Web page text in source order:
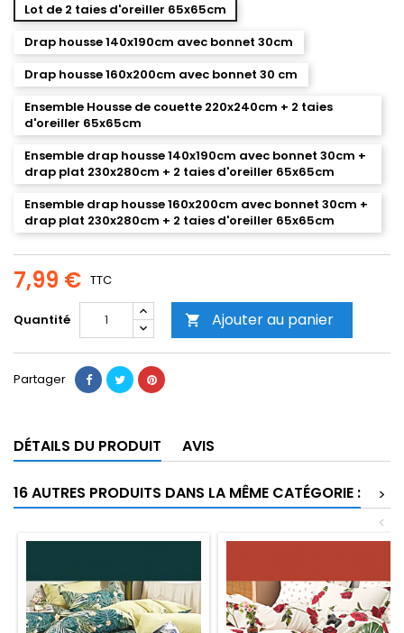
Lot de 2 taies d'oreiller 65x65cm
Drap housse 140x190cm avec bonnet 30cm
Drap housse 160x200cm avec bonnet 30 cm
Ensemble Housse de couette 220x240cm + 2 taies
d'oreiller 65x65cm
Ensemble drap housse 140x190cm avec bonnet 30cm +
drap plat 230x280cm + 2 taies d'oreiller 65x65cm
Ensemble drap housse 160x200cm avec bonnet 30cm +
drap plat 230x280cm + 2 taies d'oreiller 65x65cm
7,99 € TTC
Quantité  Ajouter au panier
Partager
DÉTAILS DU PRODUIT AVIS
16 AUTRES PRODUITS DANS LA MÊME CATÉGORIE :
>
<